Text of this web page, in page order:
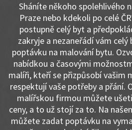
Sháníte někoho spolehlivého
Praze nebo kdekoli po celé
postupně celý byt a
zakryje a nezaneřádí vám celý
poptávku na malování bytu.
nabídkou a časovými
malíři, kteří se přizpůsobí vašim
respektují vaše potřeby a přání.
malířskou firmou můžete
ceny, a to už stojí za to. Na
můžete zadat poptávku na